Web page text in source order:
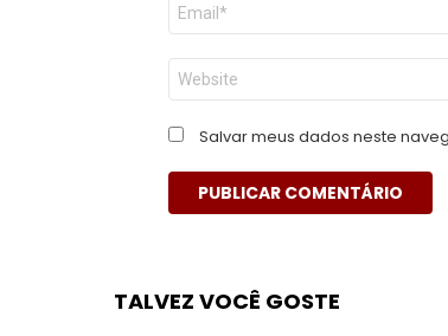
mail
*
Site
Salvar meus dados neste
TALVEZ VOCÊ GOSTE